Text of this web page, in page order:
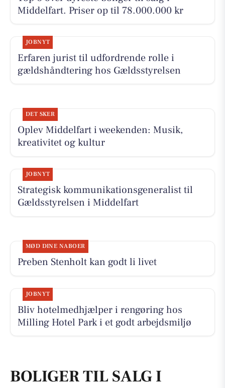
Middelfart. Priser op til 78.000.000 kr
JOBNYT
Erfaren jurist til udfordrende rolle i
gældshåndtering hos Gældsstyrelsen
DET SKER
Oplev Middelfart i weekenden: Musik,
kreativitet og kultur
JOBNYT
Strategisk kommunikationsgeneralist til
Gældsstyrelsen i Middelfart
MØD DINE NABOER
Preben Stenholt kan godt li livet
JOBNYT
Bliv hotelmedhjælper i rengøring hos
Milling Hotel Park i et godt arbejdsmiljø
BOLIGER TIL SALG I